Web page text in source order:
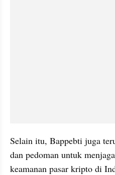
Selain itu, Bappebti juga
dan pedoman untuk
keamanan pasar kripto di